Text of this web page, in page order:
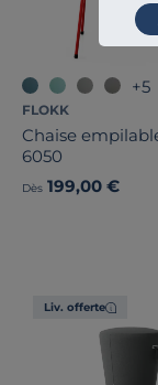
+5
FLOKK
Chaise
6050
Dès 199,00 €
Liv. offerte